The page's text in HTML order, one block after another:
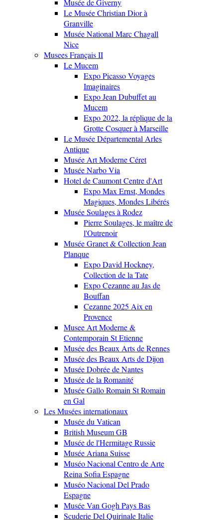
Musée de Giverny
Le Musée Christian Dior à
Granville
Musée National Marc Chagall
Nice
Musees Français II
Le Mucem
Expo Picasso Voyages
Imaginaires
Expo Jean Dubuffet au
Mucem
Expo 2022, la réplique de la
Grotte Cosquer à Marseille
Le Musée Départemental Arles
Antique
Musée Art Moderne Céret
Musée Narbo Via
Hotel de Caumont Centre d'Art
Expo Max Ernst, Mondes
Magiques, Mondes Libérés
Musée Soulages à Rodez
Pierre Soulages, le maître de
l'Outrenoir
Musée Granet & Collection Jean
Planque
Expo David Hockney,
Collection de la Tate
Expo Cezanne au Jas de
Bouffan
Cezanne 2025 Aix en
Provence
Musee Art Moderne &
Contemporain St Etienne
Musée des Beaux Arts de Rennes
Musée des Beaux Arts de Dijon
Musée Dobrée de Nantes
Musée de la Romanité
Musée Gallo Romain St Romain
en Gal
Les Musées internationaux
Musée du Vatican
British Museum GB
Musée de l'Hermitage Russie
Musée Ariana Suisse
Muséo Nacional Centro de Arte
Reina Sofia Espagne
Muséo Nacional Del Prado
Espagne
Musée Van Gogh Pays Bas
Scuderie Del Quirinale Italie